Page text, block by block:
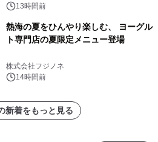
13時間前
熱海の夏をひんやり楽しむ、 ヨーグル
ト専門店の夏限定メニュー登場
株式会社フジノネ
14時間前
新着をもっと見る